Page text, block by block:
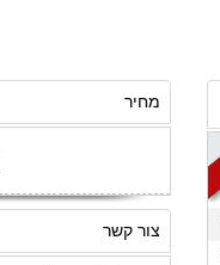
מחיר
צור קשר